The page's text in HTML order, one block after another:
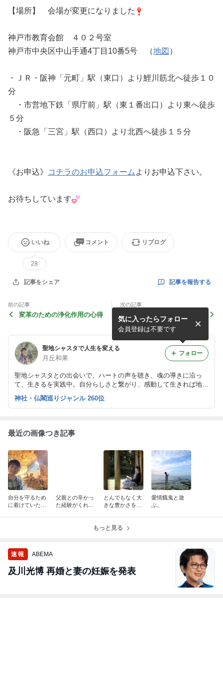
【場所】 会場が変更になりました
神戸市教育会館 ４０２号室
神戸市中央区中山手通4丁目10番5号 （地図 ）
・ＪＲ・阪神「元町」駅（東口）より鯉川筋北へ徒歩１０
分
・市営地下鉄「県庁前」駅（東１番出口）より東へ徒歩
５分
・阪急「三宮」駅（西口）より北西へ徒歩１５分
《お申込》 コチラのお申込フォーム よりお申込下さい。
お待ちしています
いいね
28
コメント リブログ
記事をシェア 記事を報告する
前の記事
変革のための浄化作用の心得
次の記事
自分の枠を越えると、新しい
世界が見えてくる
聖地シャスタで人生を変える
月丘和果
聖地シャスタとの出会いで、ハートの声を聴き、魂の導きに沿っ
て、生きるを実践中。自分らしさと繋がり、感動して生きれば地球
は、ずっと面白い！沖縄とアメリカ・シャスタ山を行き来し、ライ
フワークを生きる楽しさを伝える。沖縄県北部やんばる在住。
気に入ったらフォロー
会員登録は不要です
フォロー
神社・仏閣巡りジャンル 260位
最近の画像つき記事
自分を守るため
に着けていた鎧
父親との辛かっ
た経験がくれた
とんでもなく大
きな豊かさを止
いう優しさの犠
愛情餓鬼と遊
ぶ。
もっと見る
速報 ABEMA
及川光博 再婚と妻の妊娠を発表